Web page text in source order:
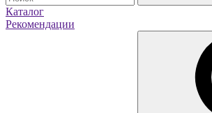
Каталог
Рекомендации